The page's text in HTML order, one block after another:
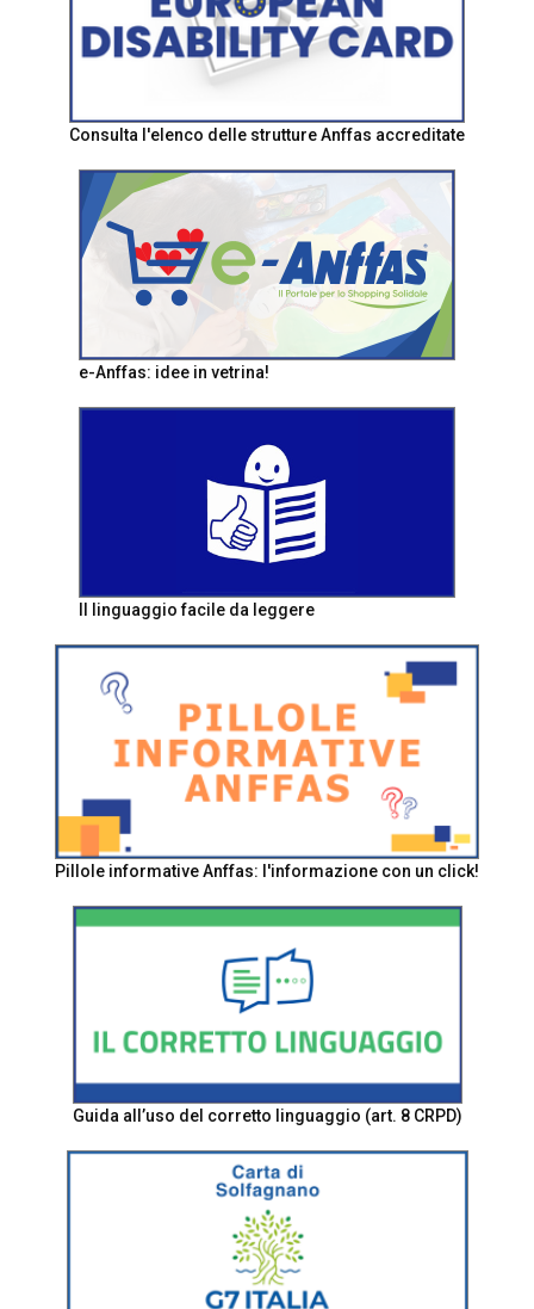
Consulta l'elenco delle strutture Anffas accreditate
e-Anffas: idee in vetrina!
Il linguaggio facile da leggere
Pillole informative Anffas: l'informazione con un click!
Guida all’uso del corretto linguaggio (art. 8 CRPD)